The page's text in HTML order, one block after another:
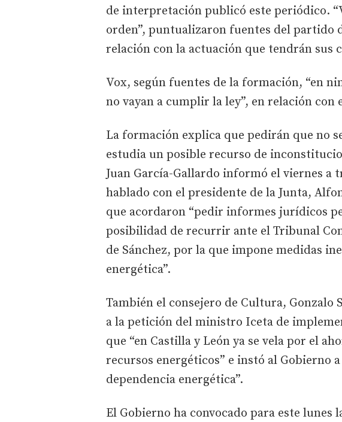
de interpretación publicó este periódico.
orden”, puntualizaron fuentes del partido
relación con la actuación que tendrán sus
Vox, según fuentes de la formación, “en
no vayan a cumplir la ley”, en relación con
La formación explica que pedirán que no
estudia un posible recurso de
Juan García-Gallardo informó el viernes a
hablado con el presidente de la Junta,
que acordaron “pedir informes jurídicos
posibilidad de recurrir ante el Tribunal
de Sánchez, por la que impone medidas
energética”.
También el consejero de Cultura, Gonzalo
a la petición del ministro Iceta de
que “en Castilla y León ya se vela por el
recursos energéticos” e instó al Gobierno
dependencia energética”.
El Gobierno ha convocado para este lunes